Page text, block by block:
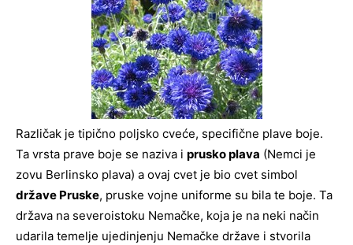
Različak je tipično poljsko cveće, specifične plave boje.
Ta vrsta prave boje se naziva i prusko plava (Nemci je
zovu Berlinsko plava) a ovaj cvet je bio cvet simbol
države Pruske, pruske vojne uniforme su bila te boje. Ta
država na severoistoku Nemačke, koja je na neki način
udarila temelje ujedinjenju Nemačke države i stvorila